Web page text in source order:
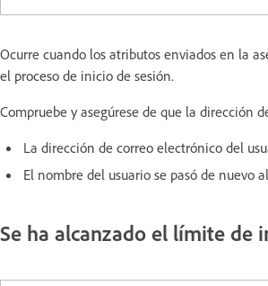
Ocurre cuando los atributos enviados en la
el proceso de inicio de sesión.
Compruebe y asegúrese de que la dirección
La dirección de correo electrónico del
El nombre del usuario se pasó de nuevo
Se ha alcanzado el límite de